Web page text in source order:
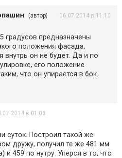
(автор) 06.07.2014 в 11:10
градусов предназначены
положения фасада,
внутрь он не будет. Да и по
его положение
что он упирается в бок.
в 01:08
суток. Построил такой же
дружу, получил те же 481 мм
и 459 по нутру. Уперся в то, что